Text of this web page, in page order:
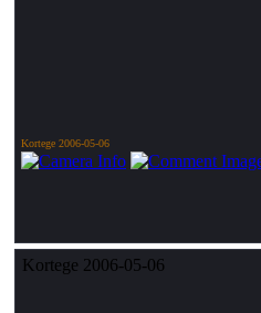
Kortege 2006-05-06
Kortege 2006-05-06